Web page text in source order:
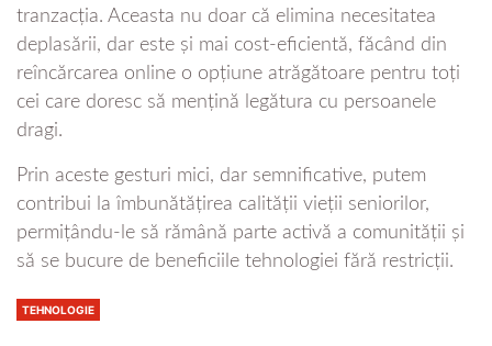
tranzacția. Aceasta nu doar că elimina necesitatea
deplasării, dar este și mai cost-eficientă, făcând din
reîncărcarea online o opțiune atrăgătoare pentru toți
cei care doresc să mențină legătura cu persoanele
dragi.
Prin aceste gesturi mici, dar semnificative, putem
contribui la îmbunătățirea calității vieții seniorilor,
permițându-le să rămână parte activă a comunității și
să se bucure de beneficiile tehnologiei fără restricții.
TEHNOLOGIE